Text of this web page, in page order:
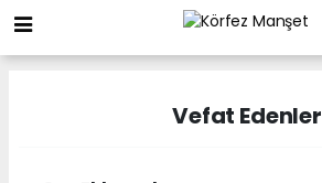
Vefat Edenler